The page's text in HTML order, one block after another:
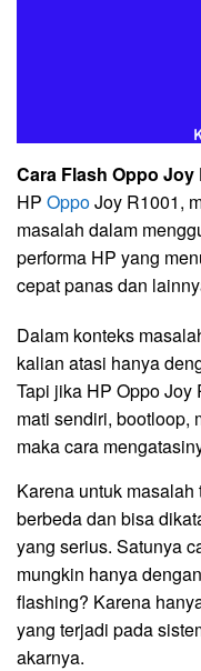
Cara Flash Oppo Joy
HP OppoJoy R1001,
masalah dalam
performa HP yang
cepat panas dan
Dalam konteks
kalian atasi hanya
Tapi jika HP Oppo Joy
mati sendiri, bootloop,
maka cara
Karena untuk
berbeda dan bisa
yang serius. Satunya
mungkin hanya
flashing? Karena
yang terjadi pada
akarnya.